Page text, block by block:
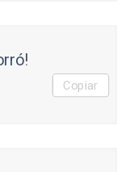
Copiar